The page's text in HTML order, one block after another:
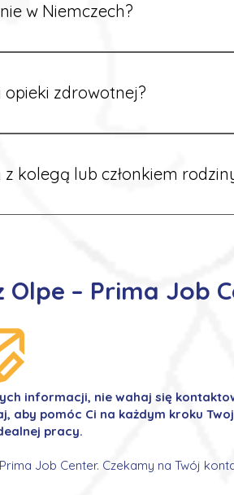
w Niemczech?
noclegowego w pobliżu
zdrowotnej?
zgodne z niemieckim
kolegą lub członkiem
poinformować nas o tym
– Prima Job
informacji, nie wahaj się
aby pomóc Ci na każdym kroku
pracy.
Job Center. Czekamy na Twój